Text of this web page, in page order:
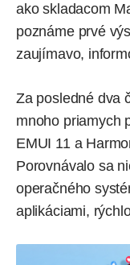
ako skladacom
poznáme prvé
zaujímavo,
Za posledné dva
mnoho priamych
EMUI 11a
Porovnávalo sa
operačného
aplikáciami,